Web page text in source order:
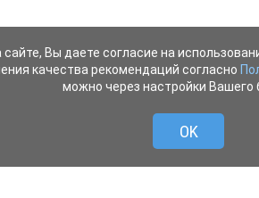
Вы даете согласие на
качества рекомендаций согласно
можно через настройки Вашего
OK